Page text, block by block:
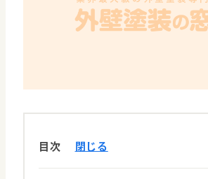
目次 閉じる